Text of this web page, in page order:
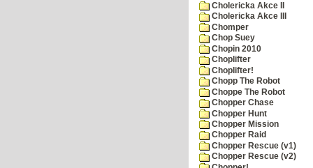
Cholericka Akce II
Cholericka Akce III
Chomper
Chop Suey
Chopin 2010
Choplifter
Choplifter!
Chopp The Robot
Choppe The Robot
Chopper Chase
Chopper Hunt
Chopper Mission
Chopper Raid
Chopper Rescue (v1)
Chopper Rescue (v2)